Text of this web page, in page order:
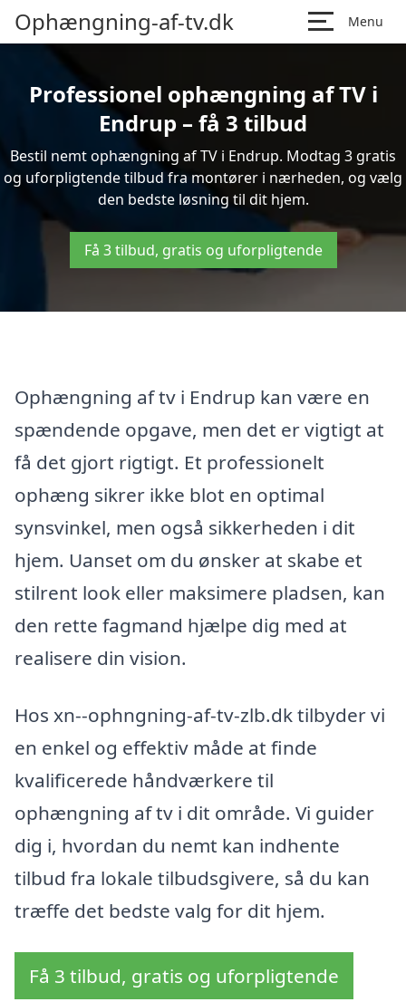
Ophængning-af-tv.dk Menu
Professionel ophængning af TV i
Endrup – få 3 tilbud
Bestil nemt ophængning af TV i Endrup. Modtag 3 gratis
og uforpligtende tilbud fra montører i nærheden, og vælg
den bedste løsning til dit hjem.
Få 3 tilbud, gratis og uforpligtende
Ophængning af tv i Endrup kan være en
spændende opgave, men det er vigtigt at
få det gjort rigtigt. Et professionelt
ophæng sikrer ikke blot en optimal
synsvinkel, men også sikkerheden i dit
hjem. Uanset om du ønsker at skabe et
stilrent look eller maksimere pladsen, kan
den rette fagmand hjælpe dig med at
realisere din vision.
Hos xn--ophngning-af-tv-zlb.dk tilbyder vi
en enkel og effektiv måde at finde
kvalificerede håndværkere til
ophængning af tv i dit område. Vi guider
dig i, hvordan du nemt kan indhente
tilbud fra lokale tilbudsgivere, så du kan
træffe det bedste valg for dit hjem.
Få 3 tilbud, gratis og uforpligtende